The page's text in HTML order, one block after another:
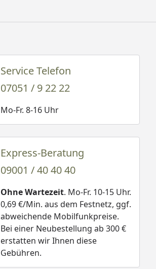
Service Telefon
07051 / 9 22 22
Mo-Fr. 8-16 Uhr
Express-Beratung
09001 / 40 40 40
Ohne Wartezeit. Mo-Fr. 10-15 Uhr.
0,69 €/Min. aus dem Festnetz, ggf.
abweichende Mobilfunkpreise.
Bei einer Neubestellung ab 300 €
erstatten wir Ihnen diese
Gebühren.